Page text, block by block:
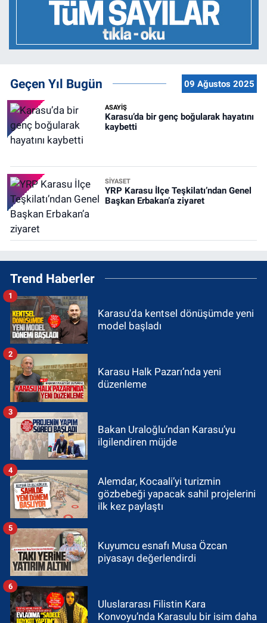
Geçen Yıl Bugün 09 Ağustos 2025
ASAYİŞ
Karasu’da bir genç boğularak hayatını
kaybetti
SİYASET
YRP Karasu İlçe Teşkilatı’ndan Genel
Başkan Erbakan’a ziyaret
Trend Haberler
Karasu'da kentsel dönüşümde yeni
model başladı
1
Karasu Halk Pazarı’nda yeni
düzenleme
2
Bakan Uraloğlu’ndan Karasu’yu
ilgilendiren müjde
3
Alemdar, Kocaali’yi turizmin
gözbebeği yapacak sahil projelerini
ilk kez paylaştı
4
Kuyumcu esnafı Musa Özcan
piyasayı değerlendirdi
5
Uluslararası Filistin Kara
Konvoyu’nda Karasulu bir isim daha
6